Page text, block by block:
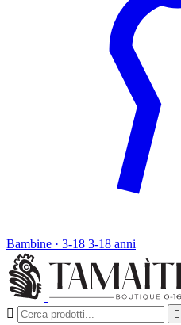
Bambine · 3-18 3-18 anni
 